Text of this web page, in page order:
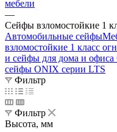
мебели
—
Сейфы взломостойкие 1
Автомобильные сейфы
взломостойкие 1 класс
и сейфы для дома и
сейфы ONIX серии LTS
Фильтр
Фильтр
Высота, мм